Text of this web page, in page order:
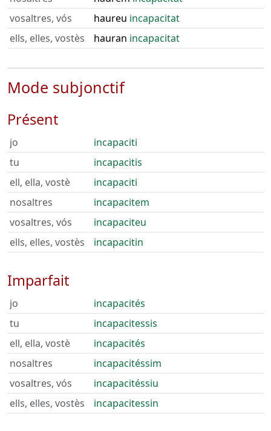
vosaltres, vós
haureu incapacitat
ells, elles, vostès
hauran incapacitat
Mode subjonctif
Présent
jo
incapaciti
tu
incapacitis
ell, ella, vostè
incapaciti
nosaltres
incapacitem
vosaltres, vós
incapaciteu
ells, elles, vostès
incapacitin
Imparfait
jo
incapacités
tu
incapacitessis
ell, ella, vostè
incapacités
nosaltres
incapacitéssim
vosaltres, vós
incapacitéssiu
ells, elles, vostès
incapacitessin